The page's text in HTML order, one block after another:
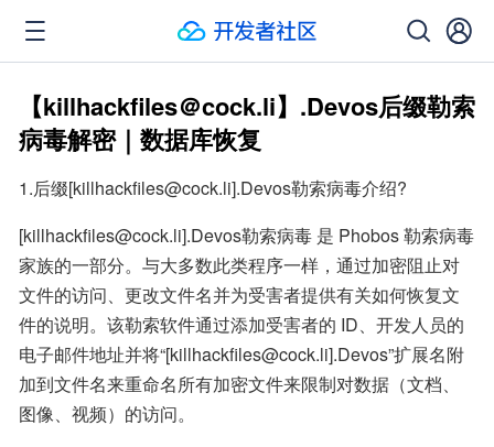
【killhackfiles＠cock.li】.Devos后缀勒索
病毒解密｜数据库恢复
1.后缀[killhackfiles@cock.li].Devos勒索病毒介绍?
[killhackfiles@cock.li].Devos勒索病毒 是 Phobos 勒索病毒
家族的一部分。与大多数此类程序一样，通过加密阻止对
文件的访问、更改文件名并为受害者提供有关如何恢复文
件的说明。该勒索软件通过添加受害者的 ID、开发人员的
电子邮件地址并将“[killhackfiles@cock.li].Devos”扩展名附
加到文件名来重命名所有加密文件来限制对数据（文档、
图像、视频）的访问。